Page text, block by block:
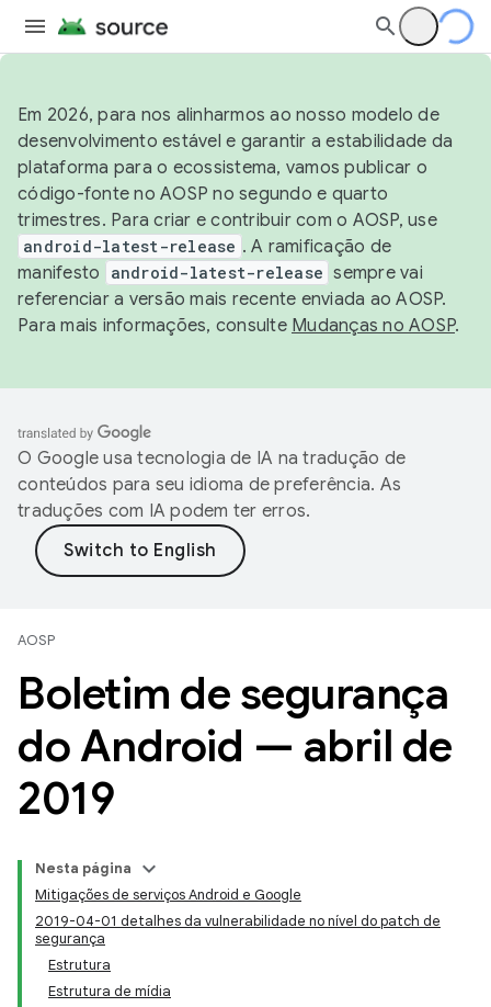
Em 2026, para nos alinharmos ao nosso modelo de
desenvolvimento estável e garantir a estabilidade da
plataforma para o ecossistema, vamos publicar o
código-fonte no AOSP no segundo e quarto
trimestres. Para criar e contribuir com o AOSP, use
android-latest-release . A ramificação de
manifesto
android-latest-release sempre vai
referenciar a versão mais recente enviada ao AOSP.
Para mais informações, consulte Mudanças no AOSP.
O Google usa tecnologia de IA na tradução de
conteúdos para seu idioma de preferência. As
traduções com IA podem ter erros.
AOSP
Boletim de segurança
do Android — abril de
2019
Nesta página
Mitigações de serviços Android e Google
2019-04-01 detalhes da vulnerabilidade no nível do patch de
segurança
Estrutura
Estrutura de mídia